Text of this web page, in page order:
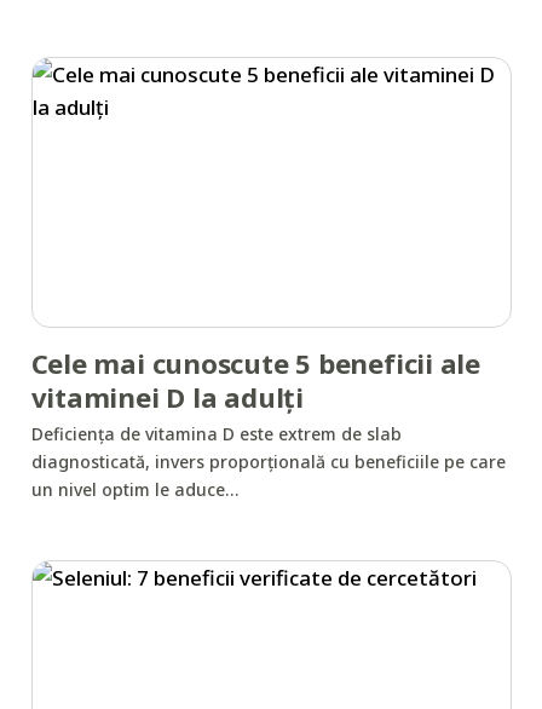
Cele mai cunoscute 5 beneficii ale
vitaminei D la adulți
Deficiența de vitamina D este extrem de slab
diagnosticată, invers proporțională cu beneficiile pe care
un nivel optim le aduce…